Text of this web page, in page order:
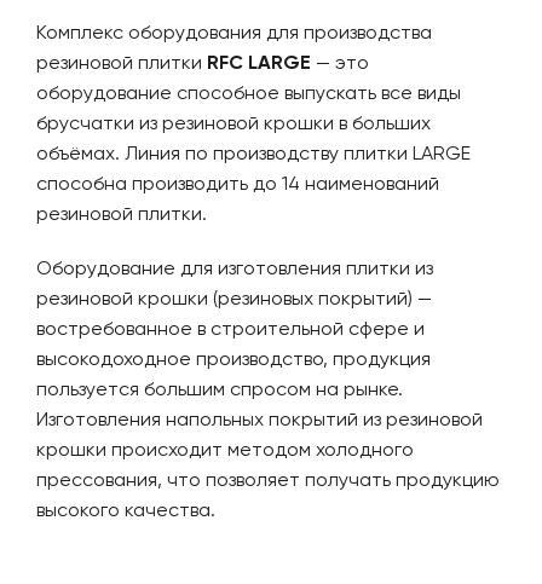
Комплекс оборудования для производства
резиновой плитки RFC LARGE — это
оборудование способное выпускать все виды
брусчатки из резиновой крошки в больших
объёмах. Линия по производству плитки LARGE
способна производить до 14 наименований
резиновой плитки.
Оборудование для изготовления плитки из
резиновой крошки (резиновых покрытий) —
востребованное в строительной сфере и
высокодоходное производство, продукция
пользуется большим спросом на рынке.
Изготовления напольных покрытий из резиновой
крошки происходит методом холодного
прессования, что позволяет получать продукцию
высокого качества.